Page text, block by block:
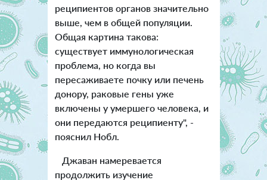
реципиентов органов значительно
выше, чем в общей популяции.
Общая картина такова:
существует иммунологическая
проблема, но когда вы
пересаживаете почку или печень
донору, раковые гены уже
включены у умершего человека, и
они передаются реципиенту", -
пояснил Нобл.
Джаван намеревается
продолжить изучение